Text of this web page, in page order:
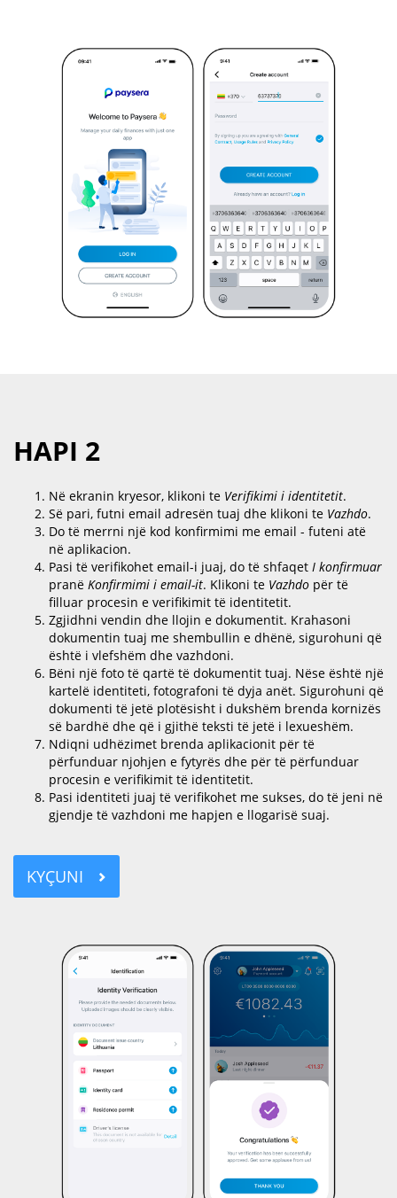
HAPI 2
Në ekranin kryesor, klikoni te Verifikimi i identitetit.
Së pari, futni email adresën tuaj dhe klikoni te Vazhdo.
Do të merrni një kod konfirmimi me email - futeni atë
në aplikacion.
Pasi të verifikohet email-i juaj, do të shfaqet I konfirmuar
pranë Konfirmimi i email-it. Klikoni te Vazhdo për të
filluar procesin e verifikimit të identitetit.
Zgjidhni vendin dhe llojin e dokumentit. Krahasoni
dokumentin tuaj me shembullin e dhënë, sigurohuni që
është i vlefshëm dhe vazhdoni.
Bëni një foto të qartë të dokumentit tuaj. Nëse është një
kartelë identiteti, fotografoni të dyja anët. Sigurohuni që
dokumenti të jetë plotësisht i dukshëm brenda kornizës
së bardhë dhe që i gjithë teksti të jetë i lexueshëm.
Ndiqni udhëzimet brenda aplikacionit për të
përfunduar njohjen e fytyrës dhe për të përfunduar
procesin e verifikimit të identitetit.
Pasi identiteti juaj të verifikohet me sukses, do të jeni në
gjendje të vazhdoni me hapjen e llogarisë suaj.
KYÇUNI